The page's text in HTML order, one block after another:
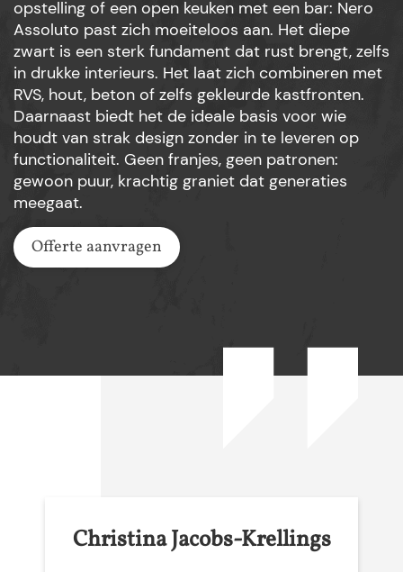
opstelling of een open keuken met een bar: Nero
Assoluto past zich moeiteloos aan. Het diepe
zwart is een sterk fundament dat rust brengt, zelfs
in drukke interieurs. Het laat zich combineren met
RVS, hout, beton of zelfs gekleurde kastfronten.
Daarnaast biedt het de ideale basis voor wie
houdt van strak design zonder in te leveren op
functionaliteit. Geen franjes, geen patronen:
gewoon puur, krachtig graniet dat generaties
meegaat.
Offerte aanvragen
Christina Jacobs-Krellings